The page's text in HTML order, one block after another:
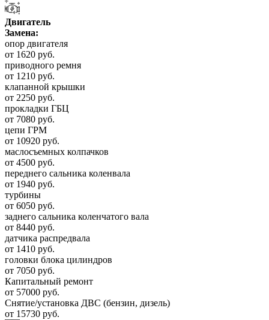
Двигатель
Замена:
опор двигателя
от 1620 руб.
приводного ремня
от 1210 руб.
клапанной крышки
от 2250 руб.
прокладки ГБЦ
от 7080 руб.
цепи ГРМ
от 10920 руб.
маслосъемных колпачков
от 4500 руб.
переднего сальника коленвала
от 1940 руб.
турбины
от 6050 руб.
заднего сальника коленчатого вала
от 8440 руб.
датчика распредвала
от 1410 руб.
головки блока цилиндров
от 7050 руб.
Капитальный ремонт
от 57000 руб.
Снятие/установка ДВС (бензин, дизель)
от 15730 руб.